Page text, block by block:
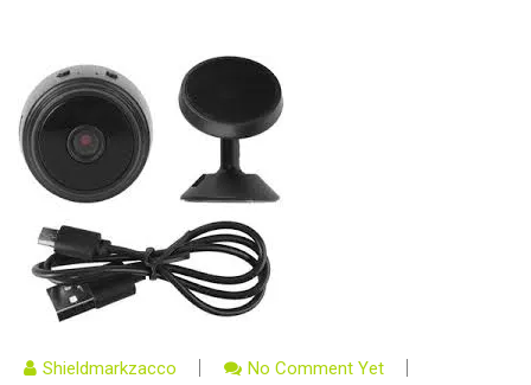
Shieldmarkzacco
No Comment Yet